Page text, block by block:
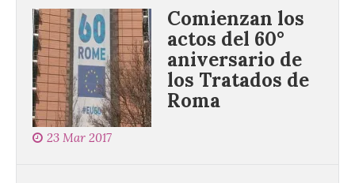
Comienzan los
actos del 60°
aniversario de
los Tratados de
Roma
23 Mar 2017